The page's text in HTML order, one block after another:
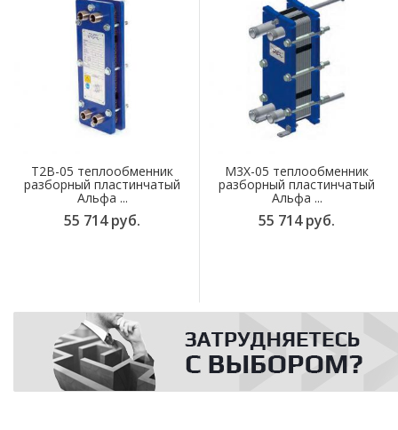
T2B-05 теплообменник
разборный пластинчатый
Альфа ...
55 714 руб.
M3X-05 теплообменник
разборный пластинчатый
Альфа ...
55 714 руб.